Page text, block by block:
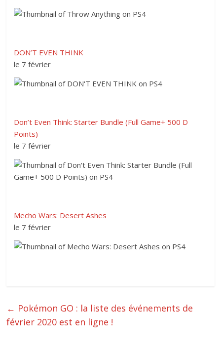
DON’T EVEN THINK
le 7 février
Don’t Even Think: Starter Bundle (Full Game+ 500 D
Points)
le 7 février
Mecho Wars: Desert Ashes
le 7 février
← Pokémon GO : la liste des événements de
février 2020 est en ligne !